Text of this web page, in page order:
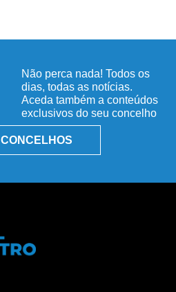
Não perca nada! Todos os
dias, todas as notícias.
Aceda também a conteúdos
exclusivos do seu concelho
CONCELHOS